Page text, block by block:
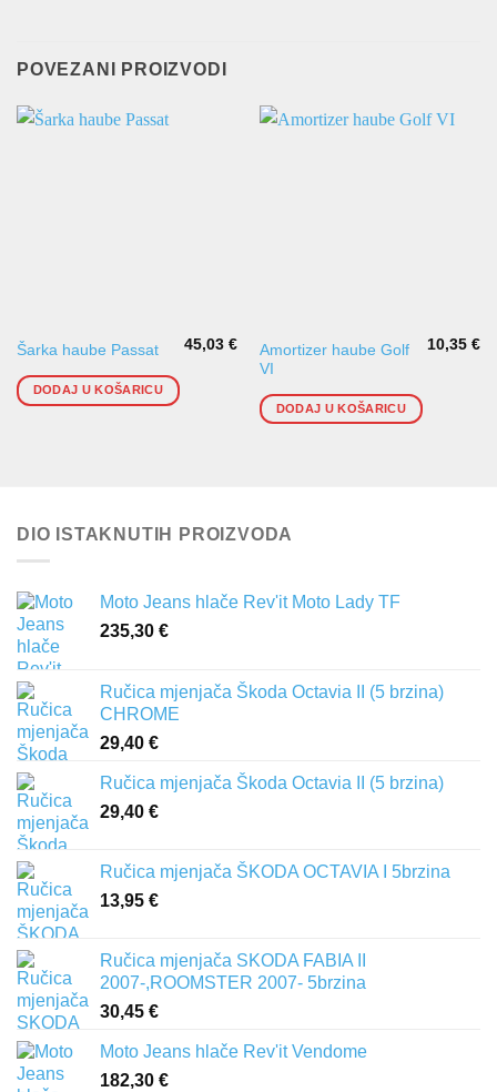
POVEZANI PROIZVODI
Šarka haube Passat 45,03€
DODAJ U KOŠARICU
Amortizer haube Golf
VI
10,35€
DODAJ U KOŠARICU
DIO ISTAKNUTIH PROIZVODA
Moto Jeans hlače Rev'it Moto Lady TF
235,30 €
Ručica mjenjača Škoda Octavia II (5 brzina)
CHROME
29,40 €
Ručica mjenjača Škoda Octavia II (5 brzina)
29,40 €
Ručica mjenjača ŠKODA OCTAVIA I 5brzina
13,95 €
Ručica mjenjača SKODA FABIA II
2007-,ROOMSTER 2007- 5brzina
30,45 €
Moto Jeans hlače Rev'it Vendome
182,30 €